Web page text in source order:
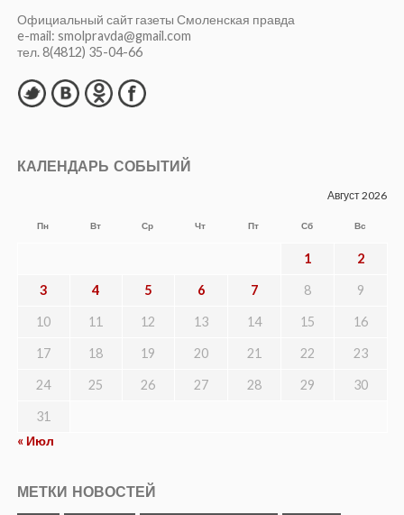
Официальный сайт газеты Смоленская правда
e-mail: smolpravda@gmail.com
тел. 8(4812) 35-04-66
КАЛЕНДАРЬ СОБЫТИЙ
Август 2026
Пн Вт Ср Чт Пт Сб Вс
1 2
3 4 5 6 7 8 9
10 11 12 13 14 15 16
17 18 19 20 21 22 23
24 25 26 27 28 29 30
31
« Июл
МЕТКИ НОВОСТЕЙ